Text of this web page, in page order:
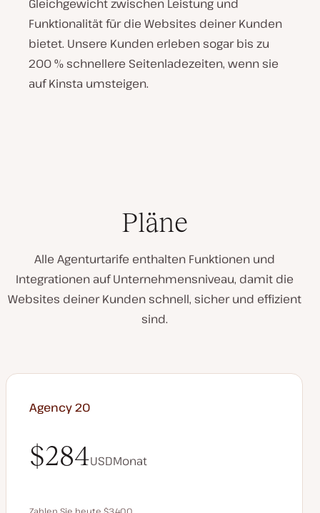
Gleichgewicht zwischen Leistung und
Funktionalität für die Websites deiner Kunden
bietet. Unsere Kunden erleben sogar bis zu
200 % schnellere Seitenladezeiten, wenn sie
auf Kinsta umsteigen.
Pläne
Alle Agenturtarife enthalten Funktionen und
Integrationen auf Unternehmensniveau, damit die
Websites deiner Kunden schnell, sicher und effizient
sind.
Agency 20
$284USDMonat